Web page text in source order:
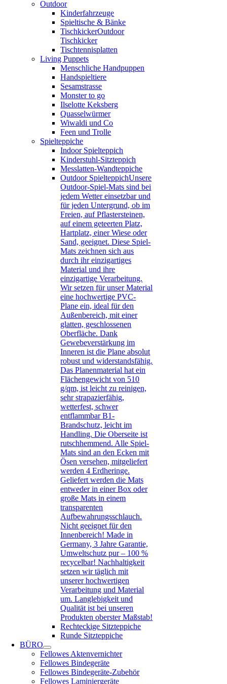
Outdoor
Kinderfahrzeuge
Spieltische & Bänke
TischkickerOutdoor
Tischkicker
Tischtennisplatten
Living Puppets
Menschliche Handpuppen
Handspieltiere
Sesamstrasse
Monster to go
Ilselotte Keksberg
Quasselwürmer
Wiwaldi und Co
Feen und Trolle
Spielteppiche
Indoor Spielteppich
Kinderstuhl-Sitzteppich
Messlatten-Wandteppiche
Outdoor SpielteppichUnsere
Outdoor-Spiel-Mats sind bei
jedem Wetter einsetzbar und
für jeden Untergrund, ob im
Freien, auf Pflastersteinen,
auf einem geteerten Platz,
Hartplatz, einer Wiese oder
Sand, geeignet. Diese Spiel-
Mats zeichnen sich aus
durch ihr einzigartiges
Material und ihre
einzigartige Verarbeitung.
Wir setzen für unser Material
eine hochwertige PVC-
Plane ein, ideal für den
Außenbereich, mit einer
glatten, geschlossenen
Oberfläche. Dank
Gewebeverstärkung im
Inneren ist die Plane absolut
robust und widerstandsfähig.
Das Planenmaterial hat ein
Flächengewicht von 510
g/qm, ist leicht zu reinigen,
sehr strapazierfähig,
wetterfest, schwer
entflammbar B1-
Brandschutz, leicht im
Handling. Die Oberseite ist
rutschhemmend. Alle Spiel-
Mats sind an den Ecken mit
Ösen versehen, mitgeliefert
werden 4 Erdheringe.
Geliefert werden die Mats
entweder in einer Box oder
große Mats in einem
transparenten
Aufbewahrungsschlauch.
Nicht geeignet für den
Innenbereich! Made in
Germany, 3 Jahre Garantie,
Umweltschutz pur – 100 %
recycelbar! Nachhaltigkeit
setzen wir täglich mit
unserer hochwertigen
Verarbeitung und Material
um. Langlebigkeit und
Qualität ist bei unseren
Produkten oberster Maßstab!
Rechteckige Sitzteppiche
Runde Sitzteppiche
BÜRO
Fellowes Aktenvernichter
Fellowes Bindegeräte
Fellowes Bindegeräte-Zubehör
Fellowes Laminiergeräte